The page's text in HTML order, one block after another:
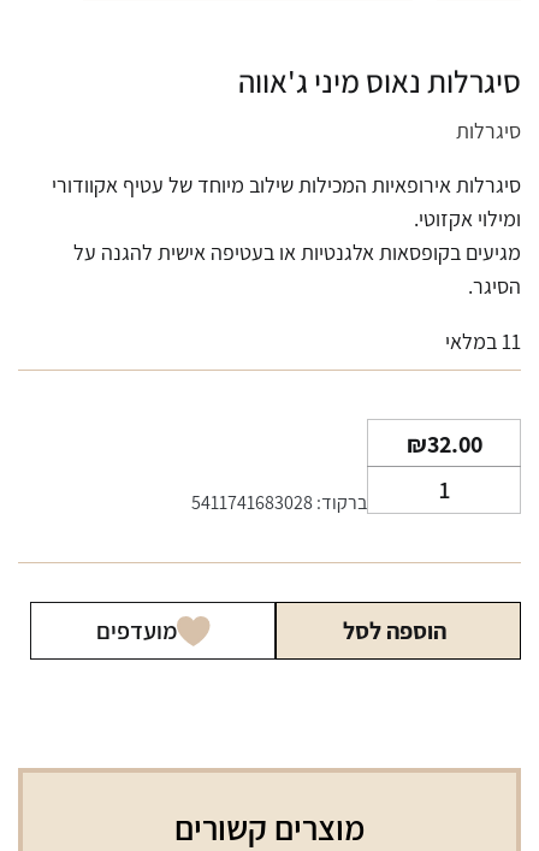
סיגרלות נאוס מיני ג'אווה
סיגרלות
סיגרלות אירופאיות המכילות שילוב מיוחד של עטיף אקוודורי
ומילוי אקזוטי.
מגיעים בקופסאות אלגנטיות או בעטיפה אישית להגנה על
הסיגר.
11 במלאי
₪32.00
של
ברקוד: 5411741683028
הוספה לסל מועדפים
מוצרים קשורים